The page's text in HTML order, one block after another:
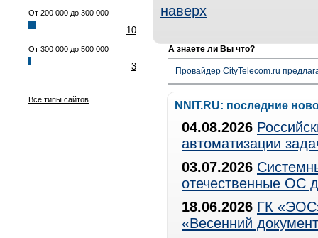
От 200 000 до 300 000
10
От 300 000 до 500 000
3
Все типы сайтов
наверх
А знаете ли Вы что?
Провайдер CityTelecom.ru
NNIT.RU: последние
04.08.2026
автоматизации
03.07.2026
отечественные ОС
18.06.2026 ГК
«Весенний